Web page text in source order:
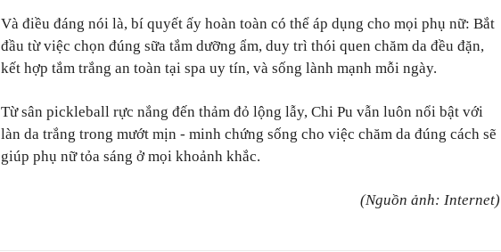
Và điều đáng nói là, bí quyết ấy hoàn toàn có thể áp dụng cho mọi phụ nữ: Bắt
đầu từ việc chọn đúng sữa tắm dưỡng ẩm, duy trì thói quen chăm da đều đặn,
kết hợp tắm trắng an toàn tại spa uy tín, và sống lành mạnh mỗi ngày.
Từ sân pickleball rực nắng đến thảm đỏ lộng lẫy, Chi Pu vẫn luôn nổi bật với
làn da trắng trong mướt mịn - minh chứng sống cho việc chăm da đúng cách sẽ
giúp phụ nữ tỏa sáng ở mọi khoảnh khắc.
(Nguồn ảnh: Internet)